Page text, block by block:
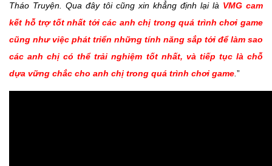
Tháo Truyện. Qua đây tôi cũng xin khẳng định lại là VMG cam
kết hỗ trợ tốt nhất tới các anh chị trong quá trình chơi game
cũng như việc phát triển những tính năng sắp tới để làm sao
các anh chị có thể trải nghiệm tốt nhất, và tiếp tục là chỗ
dựa vững chắc cho anh chị trong quá trình chơi game ”